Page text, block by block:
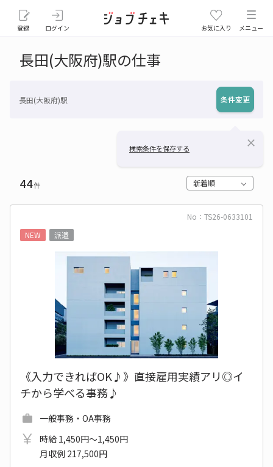
登録 ログイン お気に入り メニュー
長田(大阪府)駅の仕事
長田(大阪府)駅 条件変更
検索条件を保存する close
44件 新着順
No：TS26-0633101
NEW
派遣
《入力できればOK♪》直接雇用実績アリ◎イ
チから学べる事務♪
一般事務・OA事務
時給 1,450円～1,450円
月収例 217,500円